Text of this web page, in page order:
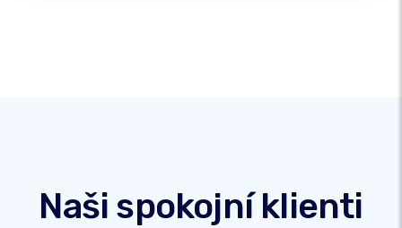
Naši spokojní klienti